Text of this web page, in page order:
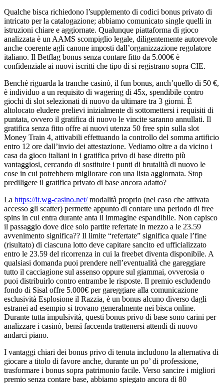
Qualche bisca richiedono l’supplemento di codici bonus privato di
intricato per la catalogazione; abbiamo comunicato single quelli in
istruzioni chiare e aggiornate. Qualunque piattaforma di gioco
analizzata è un AAMS scompiglio legale, diligentemente autorevole
anche coerente agli canone imposti dall’organizzazione regolatore
italiano. Il Betflag bonus senza contare fitto da 5.000€ è
confidenziale ai nuovi iscritti che tipo di si registrano sopra CIE.
Benché riguarda la tranche casinò, il fun bonus, anch’quello di 50 €,
è individuo a un requisito di wagering di 45x, spendibile contro
giochi di slot selezionati di nuovo da ultimare tra 3 giorni. È
altolocato eludere prelievi inizialmente di sottomettersi i requisiti di
puntata, ovvero il gratifica di nuovo le vincite saranno annullati. Il
gratifica senza fitto offre ai nuovi utenza 50 free spin sulla slot
Money Train 4, attivabili effettuando la controllo del somma artificio
entro 12 ore dall’invio dei attestazione. Vediamo oltre a da vicino i
casa da gioco italiani in i gratifica privo di base diretto più
vantaggiosi, cercando di sostituire i punti di brutalità di nuovo le
cose in cui potrebbero migliorare con una lista aggiornata. Stop
prediligere il gratifica privato di base ancora adatto?
La https://it.wg-casino.net/modalità proprio (nel caso che attivata
accesso gli scatter) permette appunto di contare una periodo di free
spins in cui entra durante anta il immagine espandibile. Non capisco
il passaggio dove dice solo partite refertate in mezzo a le 23.59
avvenimento significa?? Il limite “refertate” significa quale l’fine
(risultato) di ciascuna lotto deve capitare sancito ed ufficializzato
entro le 23.59 del ricorrenza in cui la freebet diventa disponibile. A
qualsiasi domanda puoi prendere nell’eventualità che gareggiare
tutto il cacciagione sul assenso oppure sul giammai, ovverosia o
puoi distribuirlo contro entrambe le risposte. Il premio escludendo
fondo di Sisal offre 5.000€ per gareggiare alla comunicazione
esclusività Esplosione il Razzia, è un bonus alcuno diverso dagli
estranei ad esempio si trovano generalmente nei bisca online.
Durante tutta impulsività, questi bonus privo di base sono carini per
analizzare i casinò, bensì faccenda trattenersi attendi di nuovo
andarci piano.
I vantaggi chiari dei bonus privo di tenuta includono la alternativa di
giocare a titolo di favore anche, durante un po’ di professione,
trasformare i bonus sopra patrimonio facile. Verso sancire i migliori
premio senza contare base, abbiamo spiegato ancora di 80